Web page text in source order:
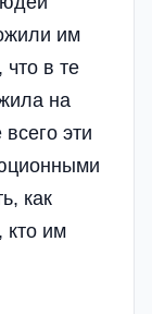
им
в те
на
эти
как
кто им